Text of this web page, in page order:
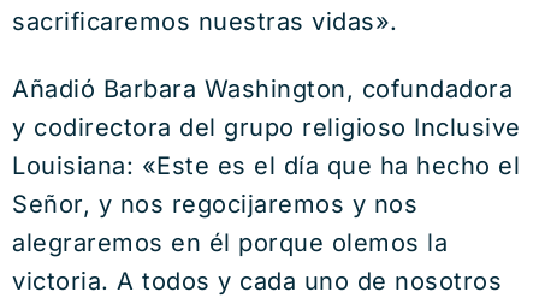
sacrificaremos nuestras vidas».
Añadió Barbara Washington, cofundadora
y codirectora del grupo religioso Inclusive
Louisiana: «Este es el día que ha hecho el
Señor, y nos regocijaremos y nos
alegraremos en él porque olemos la
victoria. A todos y cada uno de nosotros